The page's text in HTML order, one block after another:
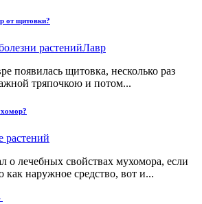
от щитовки?
растенийЛавр
появилась щитовка, несколько раз
тряпочкою и потом...
о лечебных свойствах мухомора, если
как наружное средство, вот и...